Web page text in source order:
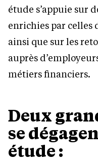
étude s’appuie sur
enrichies par
ainsi que sur les
auprès
métiers financiers.
Deux
se
étude :